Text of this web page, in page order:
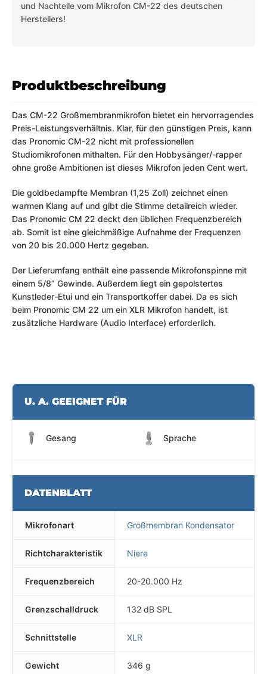
und Nachteile vom Mikrofon CM-22 des deutschen
Herstellers!
Produktbeschreibung
Das CM-22 Großmembranmikrofon bietet ein hervorragendes
Preis-Leistungsverhältnis. Klar, für den günstigen Preis, kann
das Pronomic CM-22 nicht mit professionellen
Studiomikrofonen mithalten. Für den Hobbysänger/-rapper
ohne große Ambitionen ist dieses Mikrofon jeden Cent wert.
Die goldbedampfte Membran (1,25 Zoll) zeichnet einen
warmen Klang auf und gibt die Stimme detailreich wieder.
Das Pronomic CM 22 deckt den üblichen Frequenzbereich
ab. Somit ist eine gleichmäßige Aufnahme der Frequenzen
von 20 bis 20.000 Hertz gegeben.
Der Lieferumfang enthält eine passende Mikrofonspinne mit
einem 5/8“ Gewinde. Außerdem liegt ein gepolstertes
Kunstleder-Etui und ein Transportkoffer dabei. Da es sich
beim Pronomic CM 22 um ein XLR Mikrofon handelt, ist
zusätzliche Hardware (Audio Interface) erforderlich.
U. A. GEEIGNET FÜR
Gesang Sprache
DATENBLATT
Mikrofonart Großmembran Kondensator
Richtcharakteristik Niere
Frequenzbereich 20-20.000 Hz
Grenzschalldruck 132 dB SPL
Schnittstelle XLR
Gewicht 346 g